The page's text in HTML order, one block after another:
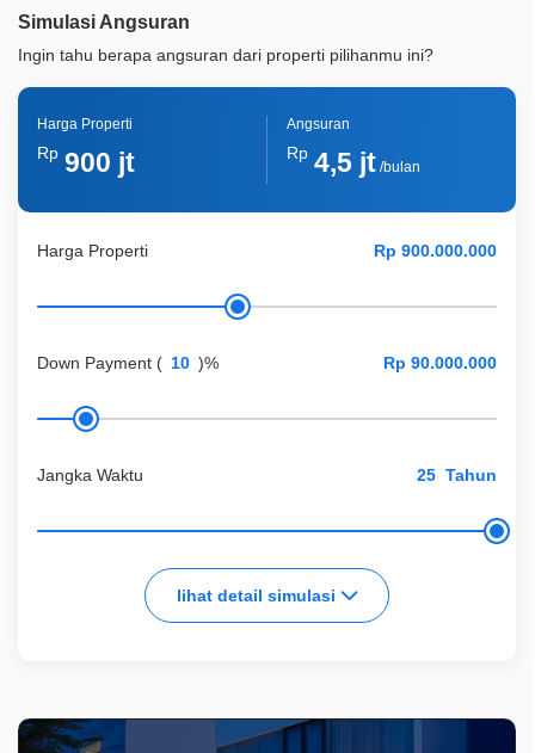
Simulasi Angsuran
Ingin tahu berapa angsuran dari properti pilihanmu ini?
Harga Properti
Down Payment ( )%
Jangka Waktu Tahun
lihat detail simulasi
Harga Properti
Rp 900 jt
Angsuran
Rp 4,5 jt/bulan